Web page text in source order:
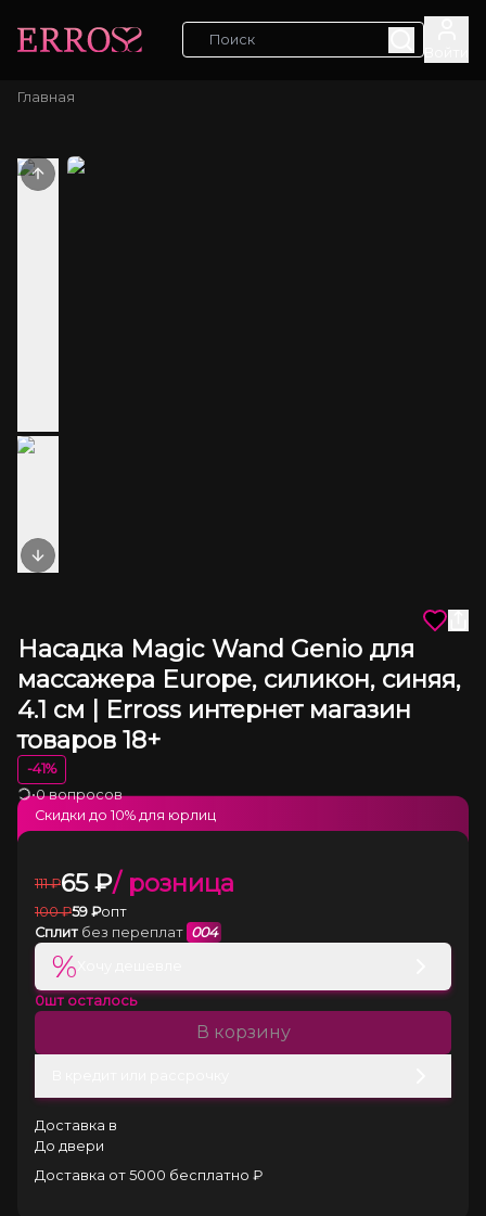
Главная
Previous slide
Next slide
Насадка Magic Wand Genio для
массажера Europe, силикон, синяя,
4.1 см | Erross интернет магазин
товаров 18+
-41%
Загрузка
•0 вопросов
111 ₽65₽/ розница
100 ₽59 ₽опт
Сплит без переплат 004
%
0шт осталось
В корзину
Доставка в
До двери
Доставка от 5000 бесплатно ₽
Скидки до 10% для юрлиц